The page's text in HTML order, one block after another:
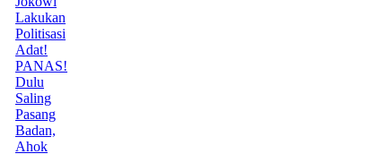
Lakukan
Politisasi
Adat!
PANAS!
Dulu
Saling
Pasang
Badan,
Ahok